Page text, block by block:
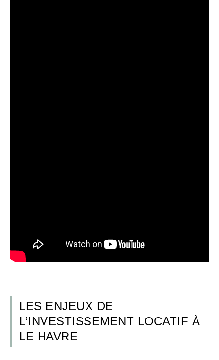
LES ENJEUX DE
L’INVESTISSEMENT LOCATIF À
LE HAVRE